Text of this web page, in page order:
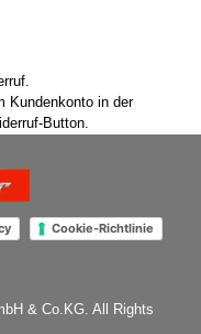
Kundenkonto in der
Button.
Cookie-Richtlinie
& Co.KG. All Rights